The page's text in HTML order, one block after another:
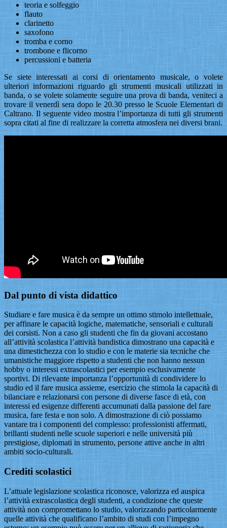
teoria e solfeggio
flauto
clarinetto
saxofono
tromba e corno
trombone e flicorno
percussioni e batteria
Se siete interessati ai corsi di orientamento musicale, o volete
ulteriori informazioni riguardo gli strumenti musicali utilizzati in
banda, o se volete solamente seguire una prova di banda, veniteci a
trovare il venerdì sera dopo le 20.30 presso le Scuole Elementari di
Caltrano. Il seguente video mostra l’importanza di tutti gli strumenti
sopra citati al fine di realizzare la corretta atmosfera nei diversi brani.
Dal punto di vista didattico
Studiare e fare musica è da sempre un ottimo stimolo intellettuale,
per affinare le capacità logiche, matematiche, sensoriali e culturali
dei corsisti. Non a caso gli studenti che fin da giovani accostano
all’attività scolastica l’attività bandistica dimostrano una capacità e
una dimestichezza con lo studio e con le materie sia tecniche che
umanistiche maggiore rispetto a studenti che non hanno nessun
hobby o interessi extrascolastici per esempio esclusivamente
sportivi. Di rilevante importanza l’opportunità di condividere lo
studio ed il fare musica assieme, esercizio che stimola la capacità di
bilanciare e relazionarsi con persone di diverse fasce di età, con
interessi ed esigenze differenti accumunati dalla passione del fare
musica, fare festa e non solo. A dimostrazione di ciò possiamo
vantare tra i componenti del complesso: professionisti affermati,
brillanti studenti nelle scuole superiori e nelle università più
prestigiose, diplomati in strumento, persone attive anche in altri
ambiti socio-culturali.
Crediti scolastici
L’attuale legislazione scolastica riconosce, valorizza ed auspica
l’attività extrascolastica degli studenti, a condizione che queste
attività non compromettano lo studio, valorizzando particolarmente
quelle attività che qualificano l’ambito di studi con l’impegno